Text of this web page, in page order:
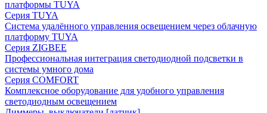
платформы TUYA
Серия TUYA
Система удалённого управления освещением через облачную
платформу TUYA
Серия ZIGBEE
Профессиональная интеграция светодиодной подсветки в
системы умного дома
Серия COMFORT
Комплексное оборудование для удобного управления
светодиодным освещением